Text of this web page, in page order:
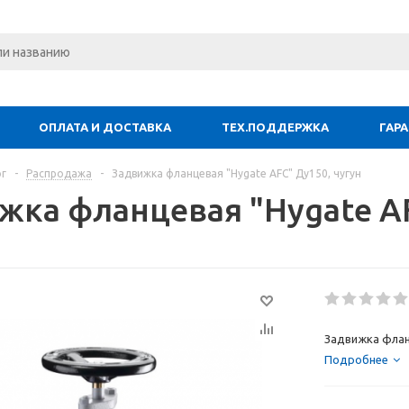
ОПЛАТА И ДОСТАВКА ТЕХ.ПОДДЕРЖКА
- Распродажа - Задвижка фланцевая "Hygate AFC" Ду150, чугун
фланцевая "Hygate
Задвижка
Подробнее